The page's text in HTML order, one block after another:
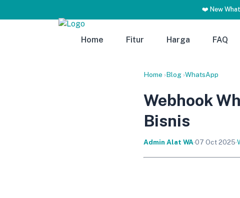
❤️ New
Home Fitur Harga FAQ
Home ›Blog ›WhatsApp
Webhook
Bisnis
Admin Alat WA·07 Oct 2025·